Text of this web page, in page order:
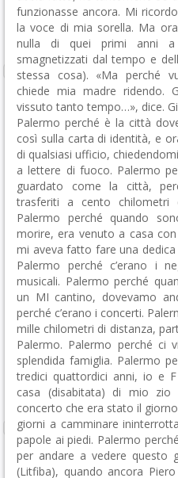
funzionasse ancora. Mi
la voce di mia sorella. Ma
nulla di quei primi anni a
smagnetizzati dal tempo e
stessa cosa). «Ma perché
chiede mia madre ridendo.
vissuto tanto tempo…», dice.
Palermo perché è la città
così sulla carta di identità, e
di qualsiasi ufficio,
a lettere di fuoco. Palermo
guardato come la città,
trasferiti a cento chilometri
Palermo perché quando
morire, era venuto a casa
mi aveva fatto fare una
Palermo perché c’erano i
musicali. Palermo perché
un MI cantino, dovevamo
perché c’erano i concerti.
mille chilometri di distanza,
Palermo. Palermo perché ci
splendida famiglia. Palermo
tredici quattordici anni, io e
casa (disabitata) di mio
concerto che era stato il
giorni a camminare
papole ai piedi. Palermo
per andare a vedere questo
(Litfiba), quando ancora